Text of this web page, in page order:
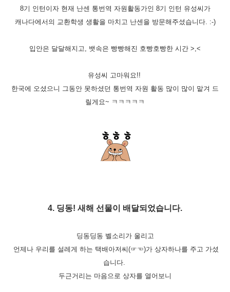
8기 인턴이자 현재 난센 통번역 자원활동가인 8기 인턴 유성씨가
캐나다에서의 교환학생 생활을 마치고 난센을 방문해주셨습니다. :-)
입안은 달달해지고, 뱃속은 빵빵해진 호빵호빵한 시간 >,<
유성씨 고마워요!!
한국에 오셨으니 그동안 못하셨던 통번역 자원 활동 많이 많이 맡겨 드
릴게요~ ㅋㅋㅋㅋㅋ
4. 딩동! 새해 선물이 배달되었습니다.
딩동딩동 벨소리가 울리고
언제나 우리를 설레게 하는 택배아저씨(☞☜)가 상자하나를 주고 가셨
습니다.
두근거리는 마음으로 상자를 열어보니